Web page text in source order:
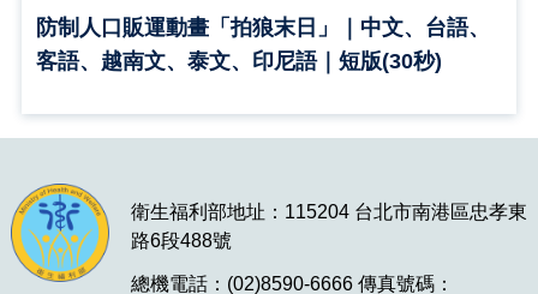
防制人口販運動畫「拍狼末日」｜中文、台語、
客語、越南文、泰文、印尼語｜短版(30秒)
衛生福利部地址：115204 台北市南港區忠孝東
路6段488號
總機電話：(02)8590-6666 傳真號碼：